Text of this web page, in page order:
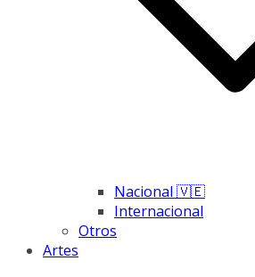
Nacional 🇻🇪
Internacional
Otros
Artes